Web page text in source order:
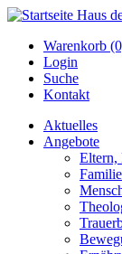
Warenkorb
Login
Suche
Kontakt
Aktuelles
Angebote
Eltern,